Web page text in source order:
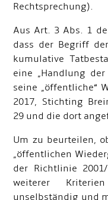
Rechtsprechung).
Aus Art. 3 Abs. 1
dass der Begriff
kumulative
eine „Handlung
seine „öffentliche“
2017, Stichting
29 und die dort
Um zu beurteilen,
„öffentlichen
der Richtlinie
weiterer
unselbständig und